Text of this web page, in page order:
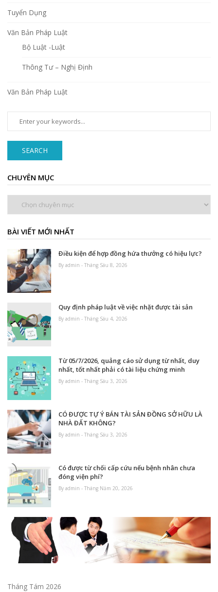
Tuyển Dụng
Văn Bản Pháp Luật
Bộ Luật -Luật
Thông Tư – Nghị Định
Văn Bản Pháp Luật
SEARCH
CHUYÊN MỤC
BÀI VIẾT MỚI NHẤT
Điều kiện để hợp đồng hứa thưởng có hiệu lực?
By admin - Tháng Sáu 8, 2026
Quy định pháp luật về việc nhặt được tài sản
By admin - Tháng Sáu 4, 2026
Từ 05/7/2026, quảng cáo sử dụng từ nhất, duy
nhất, tốt nhất phải có tài liệu chứng minh
By admin - Tháng Sáu 3, 2026
CÓ ĐƯỢC TỰ Ý BÁN TÀI SẢN ĐỒNG SỞ HỮU LÀ
NHÀ ĐẤT KHÔNG?
By admin - Tháng Sáu 3, 2026
Có được từ chối cấp cứu nếu bệnh nhân chưa
đóng viện phí?
By admin - Tháng Năm 20, 2026
Tháng Tám 2026